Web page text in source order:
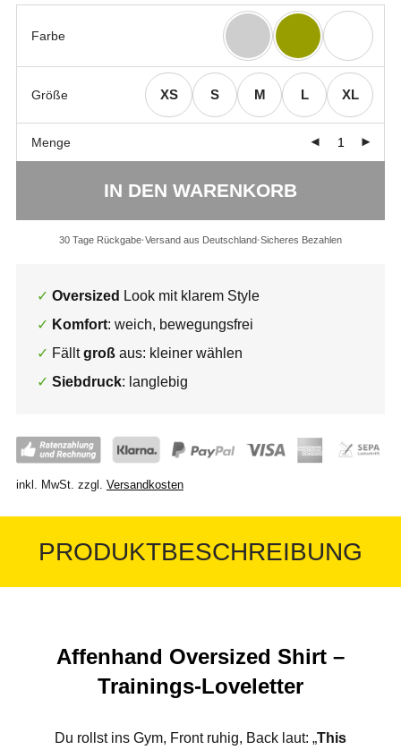
auf
Kundenbewertung
Farbe
Größe XS S M L XL
Menge
IN DEN WARENKORB
30 Tage Rückgabe Versand aus Deutschland Sicheres Bezahlen
Oversized Look mit klarem Style
Komfort: weich, bewegungsfrei
Fälltgroßaus: kleiner wählen
Siebdruck: langlebig
inkl. MwSt. zzgl. Versandkosten
PRODUKTBESCHREIBUNG
Affenhand Oversized Shirt –
Trainings-Loveletter
Du rollst ins Gym, Front ruhig, Back laut: „This